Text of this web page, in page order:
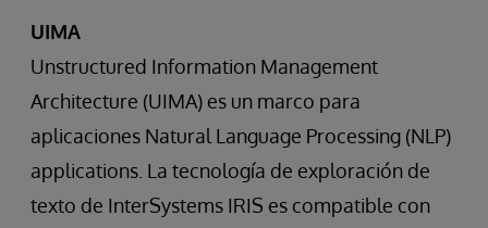
UIMA
Unstructured Information Management
Architecture (UIMA) es un marco para
aplicaciones Natural Language Processing (NLP)
applications. La tecnología de exploración de
texto de InterSystems IRIS es compatible con